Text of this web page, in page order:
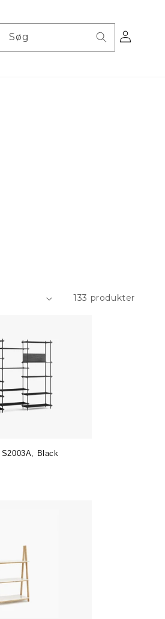
Søg
ind
133 produkter
Black